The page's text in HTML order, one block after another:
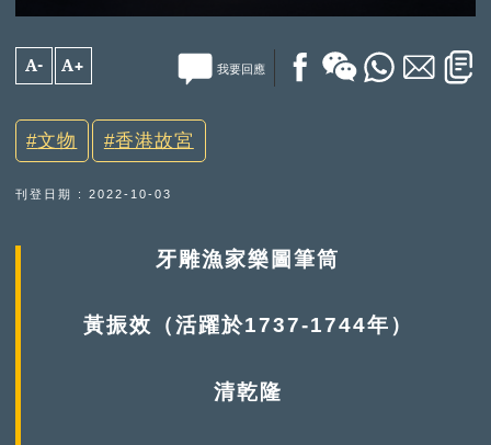
A- A+ 我要回應
文物 香港故宮
刊登日期 : 2022-10-03
牙雕漁家樂圖筆筒
黃振效（活躍於1737-1744年）
清乾隆